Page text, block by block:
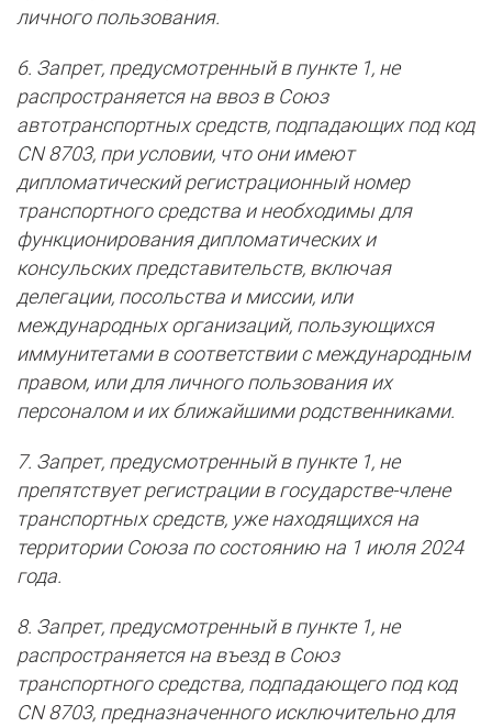
личного пользования.
6. Запрет, предусмотренный в пункте 1, не
распространяется на ввоз в Союз
автотранспортных средств, подпадающих под код
CN 8703, при условии, что они имеют
дипломатический регистрационный номер
транспортного средства и необходимы для
функционирования дипломатических и
консульских представительств, включая
делегации, посольства и миссии, или
международных организаций, пользующихся
иммунитетами в соответствии с международным
правом, или для личного пользования их
персоналом и их ближайшими родственниками.
7. Запрет, предусмотренный в пункте 1, не
препятствует регистрации в государстве-члене
транспортных средств, уже находящихся на
территории Союза по состоянию на 1 июля 2024
года.
8. Запрет, предусмотренный в пункте 1, не
распространяется на въезд в Союз
транспортного средства, подпадающего под код
CN 8703, предназначенного исключительно для